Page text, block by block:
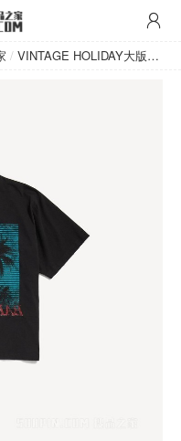
/ VINTAGE HOLIDAY大版型T恤
黎世家